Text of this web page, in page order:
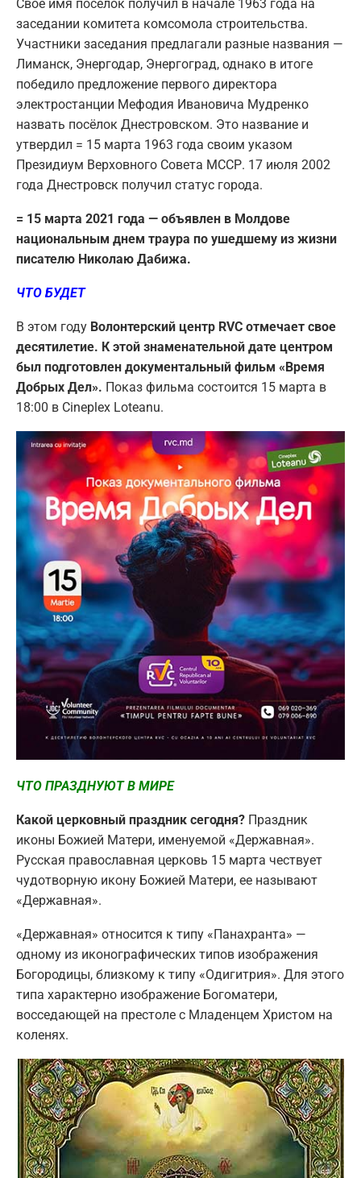
Своё имя посёлок получил в начале 1963 года на
заседании комитета комсомола строительства.
Участники заседания предлагали разные названия —
Лиманск, Энергодар, Энергоград, однако в итоге
победило предложение первого директора
электростанции Мефодия Ивановича Мудренко
назвать посёлок Днестровском. Это название и
утвердил = 15 марта 1963 года своим указом
Президиум Верховного Совета МССР. 17 июля 2002
года Днестровск получил статус города.
= 15 марта 2021 года — объявлен в Молдове
национальным днем траура по ушедшему из жизни
писателю Николаю Дабижа.
ЧТО БУДЕТ
В этом году Волонтерский центр RVC отмечает свое
десятилетие. К этой знаменательной дате центром
был подготовлен документальный фильм «Время
Добрых Дел». Показ фильма состоится 15 марта в
18:00 в Cineplex Loteanu.
ЧТО ПРАЗДНУЮТ В МИРЕ
Какой церковный праздник сегодня? Праздник
иконы Божией Матери, именуемой «Державная».
Русская православная церковь 15 марта чествует
чудотворную икону Божией Матери, ее называют
«Державная».
«Державная» относится к типу «Панахранта» —
одному из иконографических типов изображения
Богородицы, близкому к типу «Одигитрия». Для этого
типа характерно изображение Богоматери,
восседающей на престоле с Младенцем Христом на
коленях.